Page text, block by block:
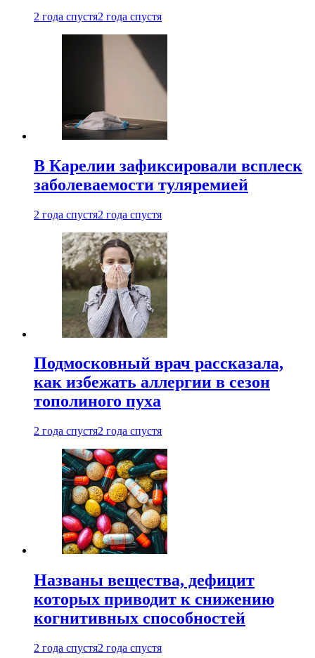
2 года спустя2 года спустя
В Карелии зафиксировали всплеск
заболеваемости туляремией
2 года спустя2 года спустя
Подмосковный врач рассказала,
как избежать аллергии в сезон
тополиного пуха
2 года спустя2 года спустя
Названы вещества, дефицит
которых приводит к снижению
когнитивных способностей
2 года спустя2 года спустя